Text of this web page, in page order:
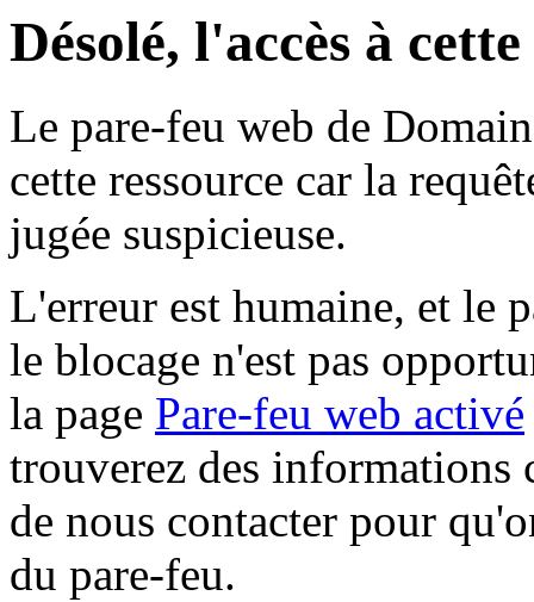
Désolé, l'accès à
Le pare-feu web de
cette ressource car la
jugée suspicieuse.
L'erreur est humaine, et le
le blocage n'est pas
la page Pare-feu web activé
trouverez des informations
de nous contacter pour
du pare-feu.